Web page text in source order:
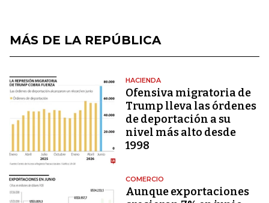
MÁS DE LA REPÚBLICA
HACIENDA
Ofensiva migratoria de
Trump lleva las órdenes
de deportación a su
nivel más alto desde
1998
COMERCIO
Aunque exportaciones